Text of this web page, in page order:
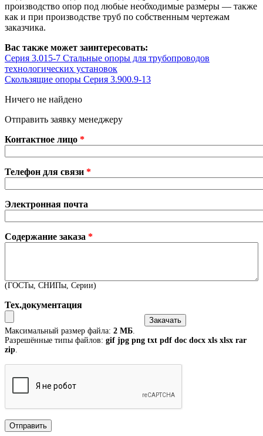
производство опор под любые необходимые размеры — также
как и при производстве труб по собственным чертежам
заказчика.
Вас также может заинтересовать:
Серия 3.015-7 Стальные опоры для трубопроводов
технологических установок
Скользящие опоры Серия 3.900.9-13
Ничего не найдено
Отправить заявку менеджеру
Контактное лицо *
Телефон для связи *
Электронная почта
Содержание заказа *
(ГОСТы, СНИПы, Серии)
Тех.документация
Максимальный размер файла: 2 МБ
Разрешённые типы файлов: gif jpg png txt pdf doc docx xls xlsx rar
zip